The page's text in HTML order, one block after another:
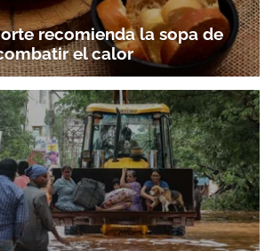
recomienda la sopa de
el calor